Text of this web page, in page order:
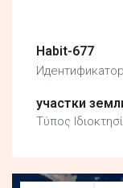
Habit-677
участки
Τύπος